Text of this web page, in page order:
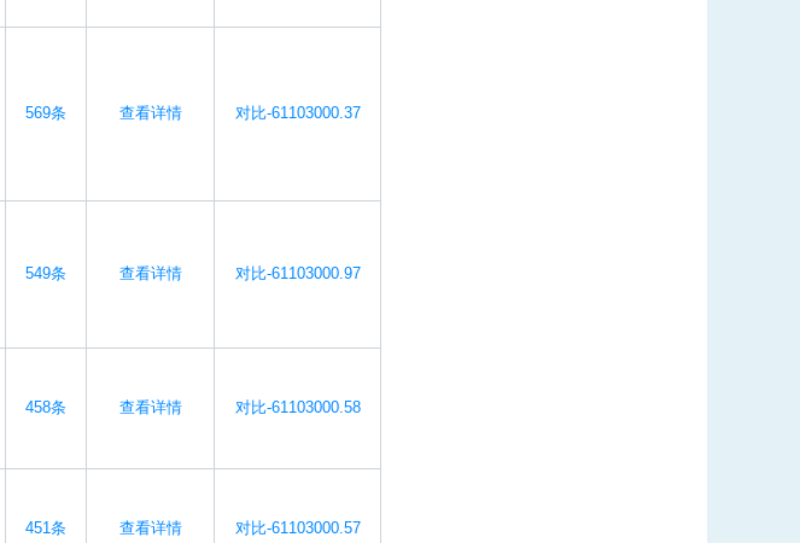
569条 查看详情 对比-61103000.37
549条 查看详情 对比-61103000.97
458条 查看详情 对比-61103000.58
451条 查看详情 对比-61103000.57